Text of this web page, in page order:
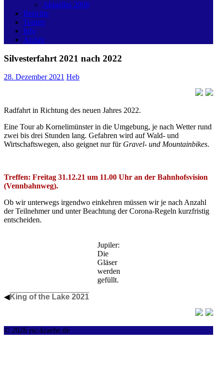
Aktuelles 2008
Berichte
Touren
Info
Archiv
Silvesterfahrt 2021 nach 2022
28. Dezember 2021 Heb
Radfahrt in Richtung des neuen Jahres 2022.
Eine Tour ab Kornelimünster in die Umgebung, je nach Wetter rund
zwei bis drei Stunden lang. Gefahren wird auf Wald- und
Wirtschaftswegen, also geignet nur für Gravel- und Mountainbikes.
Treffen: Freitag 31.12.21 um 11.00 Uhr an der Bahnhofsvision
(Vennbahnweg).
Ob wir unterwegs irgendwo einkehren müssen wir je nach Anzahl
der Teilnehmer und unter Beachtung der Corona-Regeln kurzfristig
entscheiden.
Jupiler:
Die
Gläser
werden
gefüllt.
◀King of the Lake 2021
© 2026 rsc-kraehe.de